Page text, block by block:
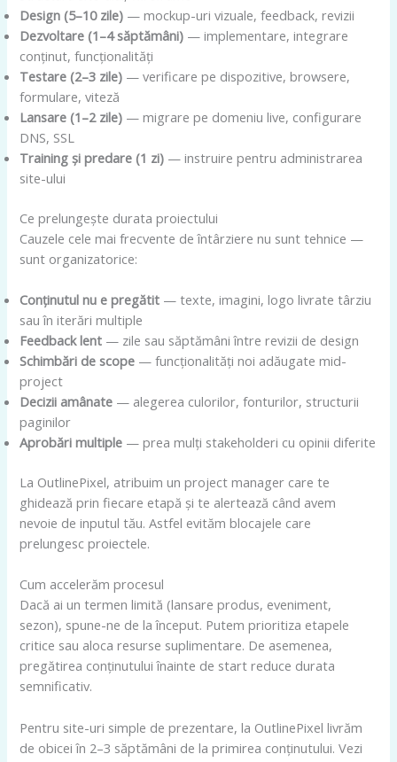
Design (5–10 zile) — mockup-uri vizuale, feedback, revizii
Dezvoltare (1–4 săptămâni) — implementare, integrare
conținut, funcționalități
Testare (2–3 zile) — verificare pe dispozitive, browsere,
formulare, viteză
Lansare (1–2 zile) — migrare pe domeniu live, configurare
DNS, SSL
Training și predare (1 zi) — instruire pentru administrarea
site-ului
Ce prelungește durata proiectului
Cauzele cele mai frecvente de întârziere nu sunt tehnice —
sunt organizatorice:
Conținutul nu e pregătit — texte, imagini, logo livrate târziu
sau în iterări multiple
Feedback lent — zile sau săptămâni între revizii de design
Schimbări de scope — funcționalități noi adăugate mid-
project
Decizii amânate — alegerea culorilor, fonturilor, structurii
paginilor
Aprobări multiple — prea mulți stakeholderi cu opinii diferite
La OutlinePixel, atribuim un project manager care te
ghidează prin fiecare etapă și te alertează când avem
nevoie de inputul tău. Astfel evităm blocajele care
prelungesc proiectele.
Cum accelerăm procesul
Dacă ai un termen limită (lansare produs, eveniment,
sezon), spune-ne de la început. Putem prioritiza etapele
critice sau aloca resurse suplimentare. De asemenea,
pregătirea conținutului înainte de start reduce durata
semnificativ.
Pentru site-uri simple de prezentare, la OutlinePixel livrăm
de obicei în 2–3 săptămâni de la primirea conținutului. Vezi